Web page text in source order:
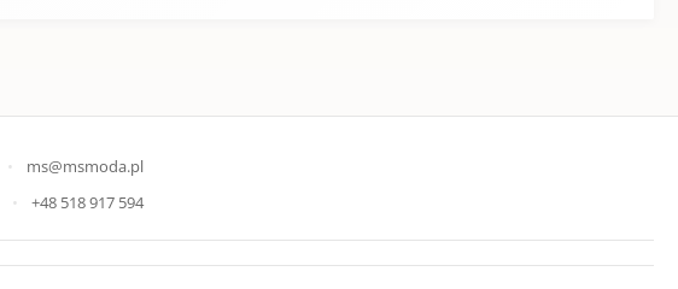
•
ms@msmoda.pl
• +48 518 917 594